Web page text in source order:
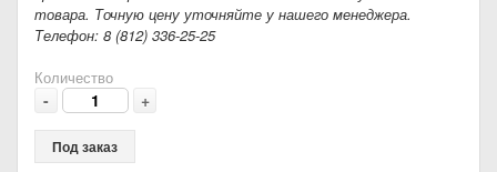
товара. Точную цену уточняйте у нашего менеджера.
Телефон: 8 (812) 336-25-25
Количество
- +
Под заказ